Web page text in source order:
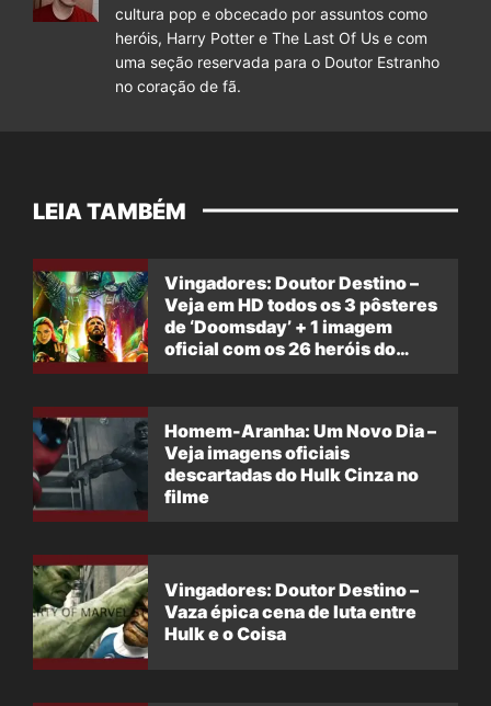
cultura pop e obcecado por assuntos como
heróis, Harry Potter e The Last Of Us e com
uma seção reservada para o Doutor Estranho
no coração de fã.
LEIA TAMBÉM
Vingadores: Doutor Destino –
Veja em HD todos os 3 pôsteres
de ‘Doomsday’ + 1 imagem
oficial com os 26 heróis do
Homem-Aranha: Um Novo Dia –
Veja imagens oficiais
descartadas do Hulk Cinza no
filme
Vingadores: Doutor Destino –
Vaza épica cena de luta entre
Hulk e o Coisa